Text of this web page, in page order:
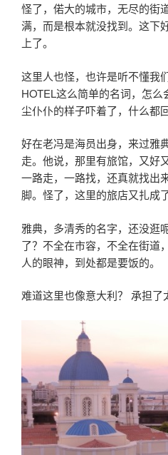
怪了，偌大的城市，无尽的街
满，而是根本就没找到。这下
上了。
这里人也怪，也许是听不懂我
HOTEL这么简单的名词，怎
尘仆仆的样子吓着了，什么都
好在老冯是海员出身，来过雅
走。他说，那里有旅馆，又好
一路走，一路找，还真就找出
脚。怪了，这里的旅店又扎成了
雅典，多清秀的名字，还没逛
了？不全在市容，不全在街道
人的眼神，到处都是要饭的。
难道这里也像意大利？ 承担了